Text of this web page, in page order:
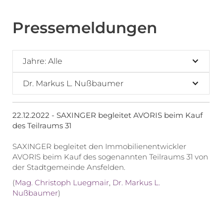
Pressemeldungen
Jahre: Alle
Dr. Markus L. Nußbaumer
22.12.2022 - SAXINGER begleitet AVORIS beim Kauf
des Teilraums 31
SAXINGER begleitet den Immobilienentwickler
AVORIS beim Kauf des sogenannten Teilraums 31 von
der Stadtgemeinde Ansfelden.
(Mag. Christoph Luegmair Dr. Markus L.
Nußbaumer)